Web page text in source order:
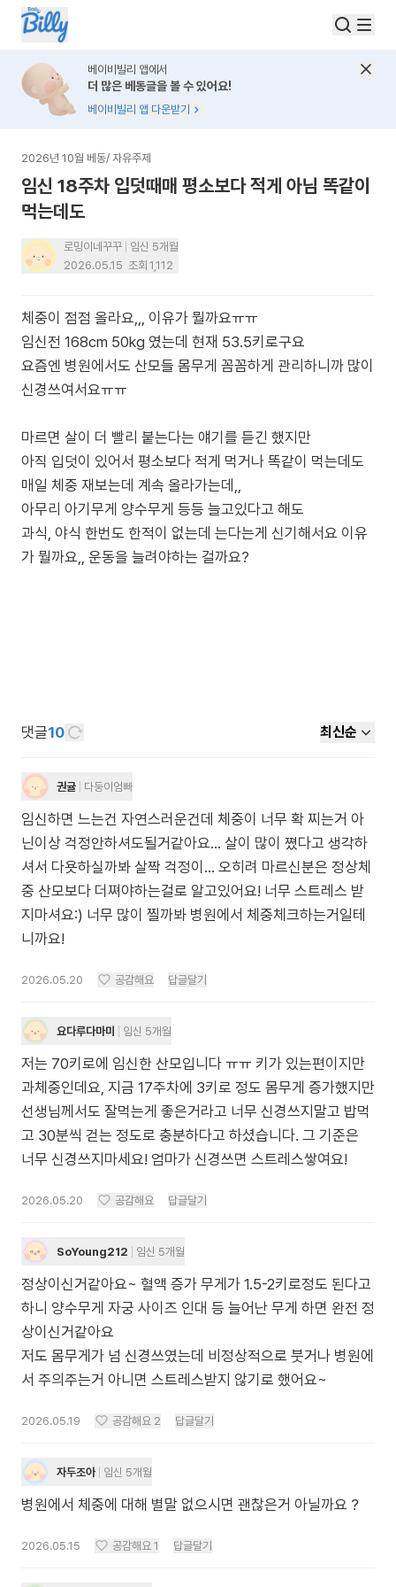
베이비빌리 앱에서
더 많은 베동글을 볼 수 있어요!
베이비빌리 앱 다운받기
2026년 10월 베동/ 자유주제
임신 18주차 입덧때매 평소보다 적게 아님 똑같이
먹는데도
로밍이네꾸꾸
임신 5개월
2026.05.15 조회 1,112
체중이 점점 올라요,,, 이유가 뭘까요ㅠㅠ
임신전 168cm 50kg 였는데 현재 53.5키로구요
요즘엔 병원에서도 산모들 몸무게 꼼꼼하게 관리하니까 많이
신경쓰여서요ㅠㅠ
마르면 살이 더 빨리 붙는다는 얘기를 듣긴 했지만
아직 입덧이 있어서 평소보다 적게 먹거나 똑같이 먹는데도
매일 체중 재보는데 계속 올라가는데,,
아무리 아기무게 양수무게 등등 늘고있다고 해도
과식, 야식 한번도 한적이 없는데 는다는게 신기해서요 이유
댓글10 최신순
권귤 다둥이엄빠
임신하면 느는건 자연스러운건데 체중이 너무 확 찌는거 아
닌이상 걱정안하셔도될거같아요... 살이 많이 쪘다고 생각하
셔서 다욧하실까봐 살짝 걱정이... 오히려 마르신분은 정상체
중 산모보다 더쪄야하는걸로 알고있어요! 너무 스트레스 받
지마셔요:) 너무 많이 찔까봐 병원에서 체중체크하는거일테
니까요!
2026.05.20 공감해요 답글달기
요다루다마미 임신 5개월
저는 70키로에 임신한 산모입니다 ㅠㅠ 키가 있는편이지만
과체중인데요, 지금 17주차에 3키로 정도 몸무게 증가했지만
선생님께서도 잘먹는게 좋은거라고 너무 신경쓰지말고 밥먹
고 30분씩 걷는 정도로 충분하다고 하셨습니다. 그 기준은
너무 신경쓰지마세요! 엄마가 신경쓰면 스트레스쌓여요!
2026.05.20 공감해요 답글달기
SoYoung212 임신 5개월
정상이신거같아요~ 혈액 증가 무게가 1.5-2키로정도 된다고
하니 양수무게 자궁 사이즈 인대 등 늘어난 무게 하면 완전 정
상이신거같아요
저도 몸무게가 넘 신경쓰였는데 비정상적으로 붓거나 병원에
서 주의주는거 아니면 스트레스받지 않기로 했어요~
2026.05.19 공감해요 2 답글달기
자두조아 임신 5개월
병원에서 체중에 대해 별말 없으시면 괜찮은거 아닐까요 ?
2026.05.15 공감해요 1 답글달기